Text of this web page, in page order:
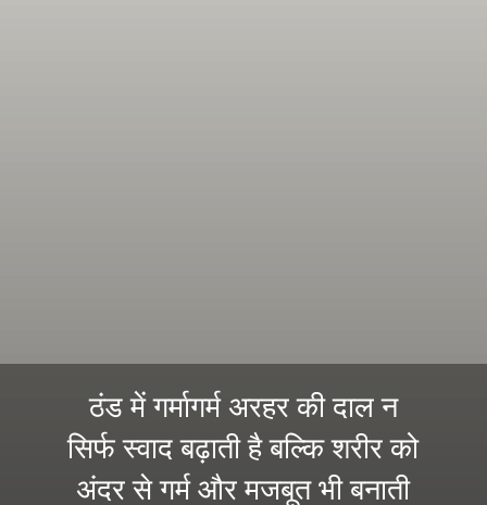
ठंड में गर्मागर्म अरहर की दाल न
सिर्फ स्वाद बढ़ाती है बल्कि शरीर को
अंदर से गर्म और मजबूत भी बनाती